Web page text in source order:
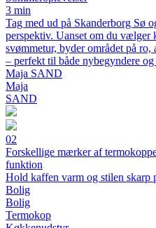
3 min
Tag med ud på Skanderborg Sø
perspektiv. Uanset om du vælger
svømmetur, byder området på
– perfekt til både nybegyndere og
Maja SAND
Maja
SAND
02
Forskellige mærker af
funktion
Hold kaffen varm og stilen skarp
Bolig
Bolig
Termokop